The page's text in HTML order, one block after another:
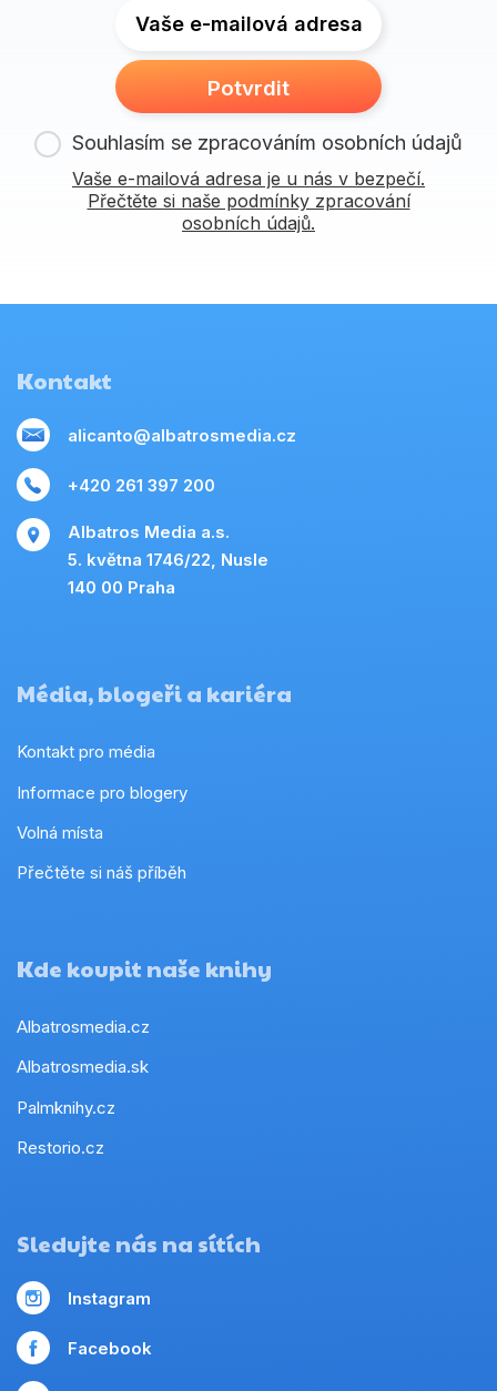
Vaše e-mailová adresa
Potvrdit
Souhlasím se zpracováním osobních údajů
Vaše e-mailová adresa je u nás v bezpečí.
Přečtěte si naše podmínky zpracování
osobních údajů.
Kontakt
alicanto@albatrosmedia.cz
+420 261 397 200
Albatros Media a.s.
5. května 1746/22, Nusle
140 00 Praha
Média, blogeři a kariéra
Kontakt pro média
Informace pro blogery
Volná místa
Přečtěte si náš příběh
Kde koupit naše knihy
Albatrosmedia.cz
Albatrosmedia.sk
Palmknihy.cz
Restorio.cz
Sledujte nás na sítích
Instagram
Facebook